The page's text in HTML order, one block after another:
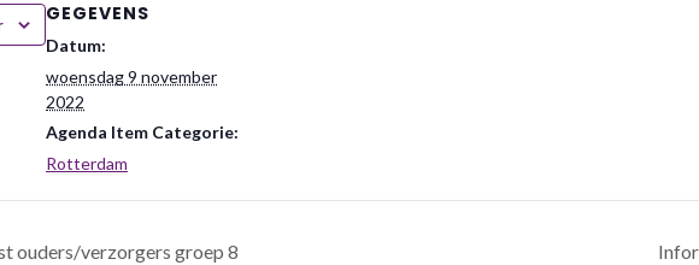
GEGEVENS
Datum:
woensdag 9 november
2022
Agenda Item Categorie:
Rotterdam
ouders/verzorgers groep 8